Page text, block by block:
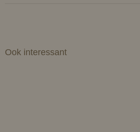
Ook interessant